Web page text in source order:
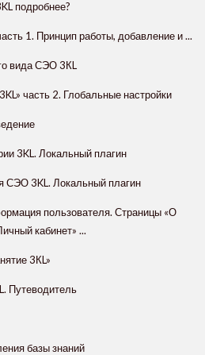
подробнее?
1. Принцип работы, добавление и ...
вида СЭО 3КL
часть 2. Глобальные настройки
3KL. Локальный плагин
СЭО 3KL. Локальный плагин
пользователя. Страницы «О
кабинет» ...
3КL»
Путеводитель
базы знаний